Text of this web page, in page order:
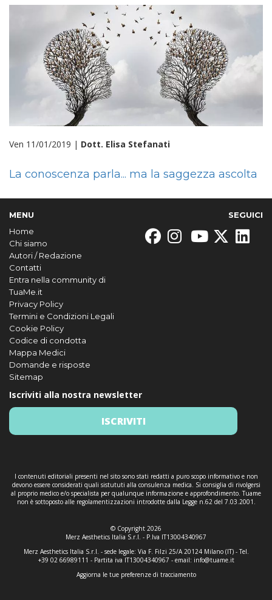
Ven 11/01/2019 | Dott. Elisa Stefanati
La conoscenza parla... ma la saggezza ascolta
MENU
Home
Chi siamo
Autori / Redazione
Contatti
Entra nella community di
TuaMe.it
Privacy Policy
Termini e Condizioni Legali
Cookie Policy
Codice di condotta
Mappa Medici
Domande e risposte
Sitemap
SEGUICI
Iscriviti alla nostra newsletter
ISCRIVITI
I contenuti editoriali presenti nel sito sono stati redatti a puro scopo informativo e non
devono essere considerati quali sistututi alla consulenza medica. Si consiglia di rivolgersi
al proprio medico e/o specialista per qualunque informazione e approfondimento. Tuame
non è sottoposto alle regolamentizzazioni introdotte dalla Legge n.62 del 7.03.2001.
© Copyright 2026
Merz Aesthetics Italia S.r.l. - P.Iva IT13004340967
Merz Aesthetics Italia S.r.l. - sede legale: Via F. Filzi 25/A 20124 Milano (IT) - Tel.
+39 02 66989111 - Partita iva IT13004340967 - email: info@tuame.it
Aggiorna le tue preferenze di tracciamento